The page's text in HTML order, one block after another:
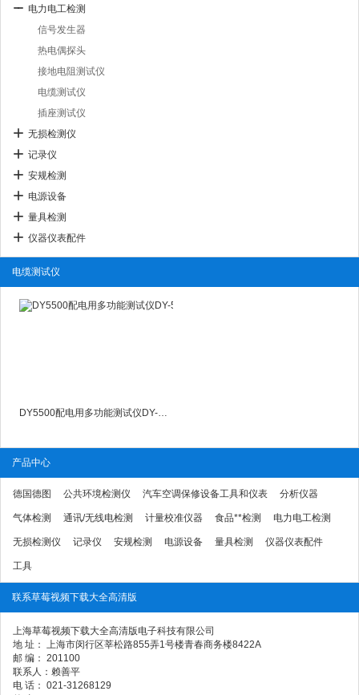
电力电工检测
信号发生器
热电偶探头
接地电阻测试仪
电缆测试仪
插座测试仪
无损检测仪
记录仪
安规检测
电源设备
量具检测
仪器仪表配件
电缆测试仪
DY5500配电用多功能测试仪DY-5500
产品中心
德国德图 公共环境检测仪 汽车空调保修设备工具和仪表 分析仪器
气体检测 通讯/无线电检测 计量校准仪器 食品**检测 电力电工检测
无损检测仪 记录仪 安规检测 电源设备 量具检测 仪器仪表配件
工具
联系草莓视频下载大全高清版
上海草莓视频下载大全高清版电子科技有限公司
地 址： 上海市闵行区莘松路855弄1号楼青春商务楼8422A
邮 编： 201100
联系人：赖善平
电 话： 021-31268129